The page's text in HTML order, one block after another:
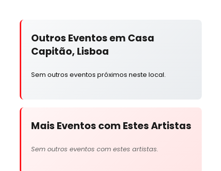
Outros Eventos em Casa
Capitão, Lisboa
Sem outros eventos próximos neste local.
Mais Eventos com Estes Artistas
Sem outros eventos com estes artistas.